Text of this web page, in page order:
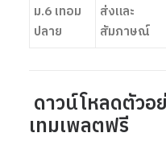
ม.6 เทอม
ปลาย
ส่งและ
สัมภาษณ์
ดาวน์โหลดตัวอ
เทมเพลตฟรี